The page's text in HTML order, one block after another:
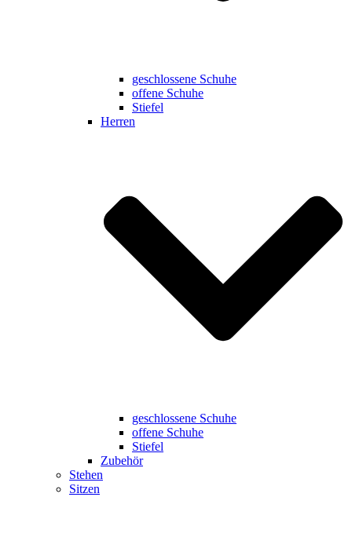
geschlossene Schuhe
offene Schuhe
Stiefel
Herren
geschlossene Schuhe
offene Schuhe
Stiefel
Zubehör
Stehen
Sitzen